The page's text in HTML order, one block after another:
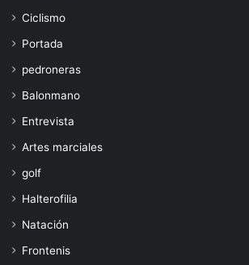
Ciclismo
Portada
pedroneras
Balonmano
Entrevista
Artes marciales
golf
Halterofilia
Natación
Frontenis